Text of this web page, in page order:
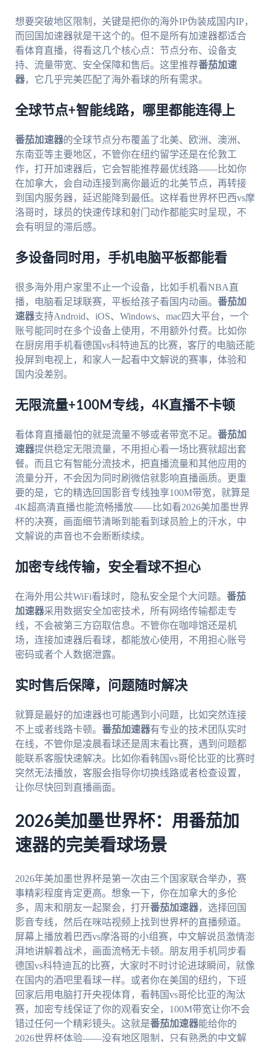
想要突破地区限制，关键是把你的海外IP伪装成国内IP，
而回国加速器就是干这个的。但不是所有加速器都适合
看体育直播，得看这几个核心点：节点分布、设备支
持、流量带宽、安全保障和售后。这里推荐番茄加速
器，它几乎完美匹配了海外看球的所有需求。
全球节点+智能线路，哪里都能连得上
番茄加速器的全球节点分布覆盖了北美、欧洲、澳洲、
东南亚等主要地区，不管你在纽约留学还是在伦敦工
作，打开加速器后，它会智能推荐最优线路——比如你
在加拿大，会自动连接到离你最近的北美节点，再转接
到国内服务器，延迟能降到最低。这样看世界杯巴西vs摩
洛哥时，球员的快速传球和射门动作都能实时呈现，不
会有明显的滞后感。
多设备同时用，手机电脑平板都能看
很多海外用户家里不止一个设备，比如手机看NBA直
播，电脑看足球联赛，平板给孩子看国内动画。 番茄加
速器支持Android、iOS、Windows、mac四大平台，一个
账号能同时在多个设备上使用，不用额外付费。比如你
在厨房用手机看德国vs科特迪瓦的比赛，客厅的电脑还能
投屏到电视上，和家人一起看中文解说的赛事，体验和
国内没差别。
无限流量+100M专线，4K直播不卡顿
看体育直播最怕的就是流量不够或者带宽不足。 番茄加
速器提供稳定无限流量，不用担心看一场比赛就超出套
餐。而且它有智能分流技术，把直播流量和其他应用的
流量分开，不会因为同时刷微信就影响直播画质。更重
要的是，它的精选回国影音专线独享100M带宽，就算是
4K超高清直播也能流畅播放——比如看2026美加墨世界
杯的决赛，画面细节清晰到能看到球员脸上的汗水，中
文解说的声音也不会断断续续。
加密专线传输，安全看球不担心
在海外用公共WiFi看球时，隐私安全是个大问题。 番茄
加速器采用数据安全加密技术，所有网络传输都走专
线，不会被第三方窃取信息。不管你在咖啡馆还是机
场，连接加速器后看球，都能放心使用，不用担心账号
密码或者个人数据泄露。
实时售后保障，问题随时解决
就算是最好的加速器也可能遇到小问题，比如突然连接
不上或者线路卡顿。 番茄加速器有专业的技术团队实时
在线，不管你是凌晨看球还是周末看比赛，遇到问题都
能联系客服快速解决。比如你看韩国vs哥伦比亚的比赛时
突然无法播放，客服会指导你切换线路或者检查设置，
让你尽快回到直播画面。
2026美加墨世界杯：用番茄加
速器的完美看球场景
2026年美加墨世界杯是第一次由三个国家联合举办，赛
事精彩程度肯定更高。想象一下，你在加拿大的多伦
多，周末和朋友一起聚会，打开番茄加速器，选择回国
影音专线，然后在咪咕视频上找到世界杯的直播频道。
屏幕上播放着巴西vs摩洛哥的小组赛，中文解说员激情澎
湃地讲解着战术，画面流畅无卡顿。朋友用手机同步看
德国vs科特迪瓦的比赛，大家时不时讨论进球瞬间，就像
在国内的酒吧里看球一样。或者你在美国的纽约，下班
回家后用电脑打开央视体育，看韩国vs哥伦比亚的淘汰
赛，加密专线保证了你的观看安全，100M带宽让你不会
错过任何一个精彩镜头。这就是番茄加速器能给你的
2026世界杯体验——没有地区限制，只有熟悉的中文解